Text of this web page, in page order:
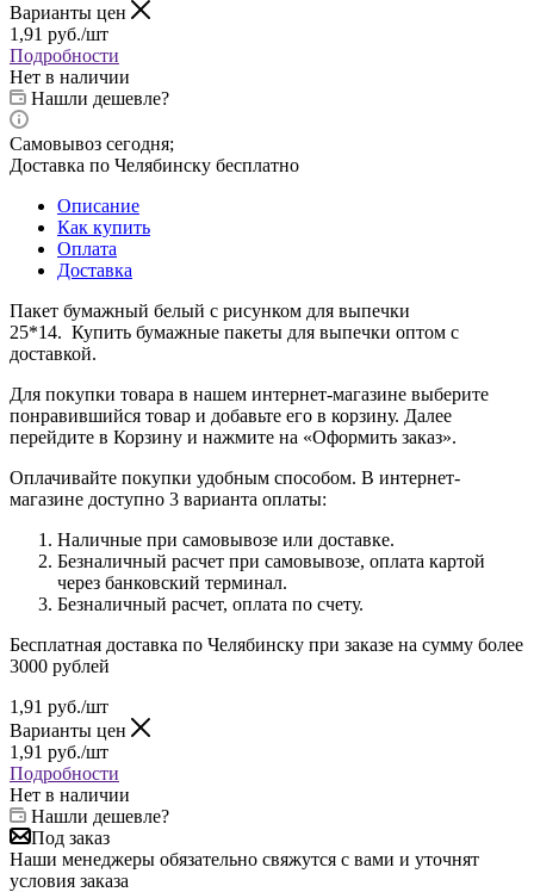
Варианты цен
1,91 руб./шт
Подробности
Нет в наличии
Нашли дешевле?
Самовывоз сегодня;
Доставка по Челябинску бесплатно
Описание
Как купить
Оплата
Доставка
Пакет бумажный белый с рисунком для выпечки
25*14. Купить бумажные пакеты для выпечки оптом с
доставкой.
Для покупки товара в нашем интернет-магазине выберите
понравившийся товар и добавьте его в корзину. Далее
перейдите в Корзину и нажмите на «Оформить заказ».
Оплачивайте покупки удобным способом. В интернет-
магазине доступно 3 варианта оплаты:
Наличные при самовывозе или доставке.
Безналичный расчет при самовывозе, оплата картой
через банковский терминал.
Безналичный расчет, оплата по счету.
Бесплатная доставка по Челябинску при заказе на сумму более
3000 рублей
1,91 руб./шт
Варианты цен
1,91 руб./шт
Подробности
Нет в наличии
Нашли дешевле?
Под заказ
Наши менеджеры обязательно свяжутся с вами и уточнят
условия заказа